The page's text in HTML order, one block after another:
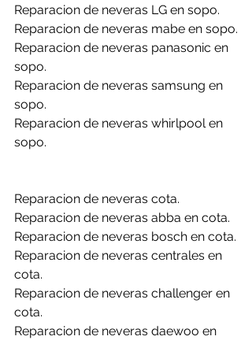
Reparacion de neveras LG en sopo.
Reparacion de neveras mabe en sopo.
Reparacion de neveras panasonic en
sopo.
Reparacion de neveras samsung en
sopo.
Reparacion de neveras whirlpool en
sopo.
Reparacion de neveras cota.
Reparacion de neveras abba en cota.
Reparacion de neveras bosch en cota.
Reparacion de neveras centrales en
cota.
Reparacion de neveras challenger en
cota.
Reparacion de neveras daewoo en